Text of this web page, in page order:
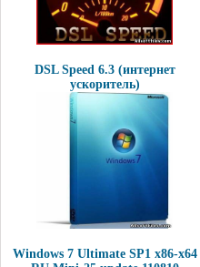
DSL Speed 6.3 (интернет
ускоритель)
Windows 7 Ultimate SP1 x86-х64